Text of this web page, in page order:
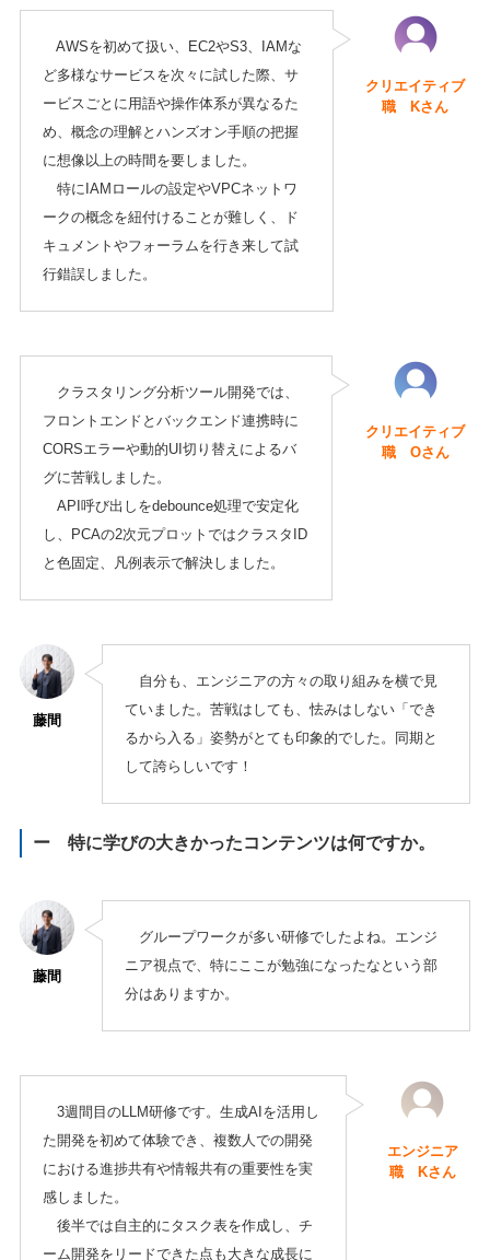
AWSを初めて扱い、EC2やS3、IAMな
ど多様なサービスを次々に試した際、サ
ービスごとに用語や操作体系が異なるた
め、概念の理解とハンズオン手順の把握
に想像以上の時間を要しました。
特にIAMロールの設定やVPCネットワ
ークの概念を紐付けることが難しく、ド
キュメントやフォーラムを行き来して試
行錯誤しました。
クリエイティブ
職 Kさん
クラスタリング分析ツール開発では、
フロントエンドとバックエンド連携時に
CORSエラーや動的UI切り替えによるバ
グに苦戦しました。
API呼び出しをdebounce処理で安定化
し、PCAの2次元プロットではクラスタID
と色固定、凡例表示で解決しました。
クリエイティブ
職 Oさん
藤間
自分も、エンジニアの方々の取り組みを横で見
ていました。苦戦はしても、怯みはしない「でき
るから入る」姿勢がとても印象的でした。同期と
して誇らしいです！
ー 特に学びの大きかったコンテンツは何ですか。
藤間
グループワークが多い研修でしたよね。エンジ
ニア視点で、特にここが勉強になったなという部
分はありますか。
3週間目のLLM研修です。生成AIを活用し
た開発を初めて体験でき、複数人での開発
における進捗共有や情報共有の重要性を実
感しました。
後半では自主的にタスク表を作成し、チ
ーム開発をリードできた点も大きな成長に
エンジニア
職 Kさん